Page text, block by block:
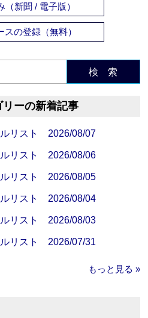
（新聞 / 電子版）
スの登録（無料）
検 索
ーの新着記事
ルリスト 2026/08/07
ルリスト 2026/08/06
ルリスト 2026/08/05
ルリスト 2026/08/04
ルリスト 2026/08/03
リスト 2026/07/31
もっと見る »